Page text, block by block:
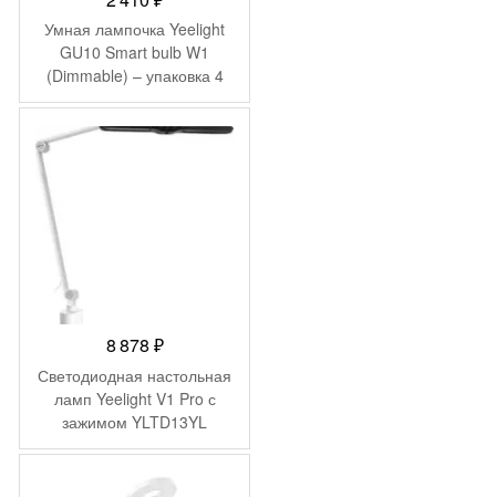
Умная лампочка Yeelight
GU10 Smart bulb W1
(Dimmable) – упаковка 4
шт
8 878 ₽
Светодиодная настольная
ламп Yeelight V1 Pro с
зажимом YLTD13YL